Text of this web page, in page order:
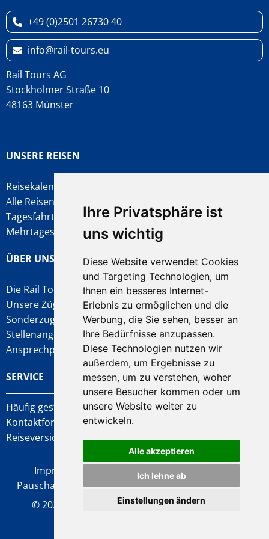
Ihre Privatsphäre ist
uns wichtig
Diese Website verwendet Cookies
und Targeting Technologien, um
Ihnen ein besseres Internet-
Erlebnis zu ermöglichen und die
Werbung, die Sie sehen, besser an
Ihre Bedürfnisse anzupassen.
Diese Technologien nutzen wir
außerdem, um Ergebnisse zu
messen, um zu verstehen, woher
unsere Besucher kommen oder um
unsere Website weiter zu
entwickeln.
Alle akzeptieren
Ich lehne ab
Einstellungen ändern
bei uns. Wir prüfen umgehend, ob Ihre
Habseligkeiten gefunden wurden oder gefunden
werden können.
Sie können uns dafür gerne über alle verfügbaren
Kanäle kontaktieren.
Telefon:+49 (0)2501 26730 40
+49 (0)2501 26730 40
info
rail-tours.eu
Rail Tours AG
Stockholmer Straße 10
48163 Münster
UNSERE REISEN
Reisekalender
Alle Reisen
Tagesfahrten
Mehrtagesfahrten
ÜBER UNS
Die Rail Tours AG
Unsere Züge
Sonderzug-Anfragen
Stellenangebote
Ansprechpartner
SERVICE
Häufig gestellte Fragen
Kontaktformular
Reiseversicherung
Impressum Reisebedingungen |
Pauschalreise
|Datenschutz|Cookie-Einstellungen
© 2026 Rail Tours AG • created byvistabus.de